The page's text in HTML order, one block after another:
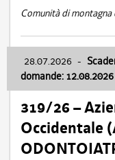
Comunità di montagna
28.07.2026 -
domande: 12.08.2026
319/26 –
Occidentale